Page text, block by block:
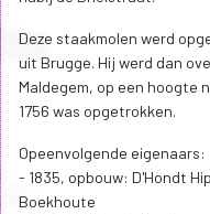
Deze staakmolen werd
uit Brugge. Hij werd dan
Maldegem, op een hoogte
1756 was opgetrokken.
Opeenvolgende eigenaars:
- 1835, opbouw: D'Hondt
Boekhoute